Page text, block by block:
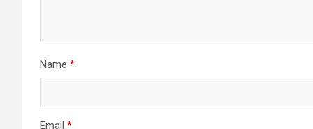
Name *
Email *